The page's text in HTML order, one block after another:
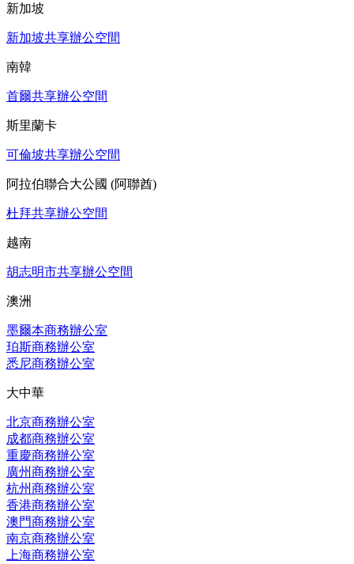
新加坡
新加坡共享辦公空間
南韓
首爾共享辦公空間
斯里蘭卡
可倫坡共享辦公空間
阿拉伯聯合大公國 (阿聯酋)
杜拜共享辦公空間
越南
胡志明市共享辦公空間
澳洲
墨爾本商務辦公室
珀斯商務辦公室
悉尼商務辦公室
大中華
北京商務辦公室
成都商務辦公室
重慶商務辦公室
廣州商務辦公室
杭州商務辦公室
香港商務辦公室
澳門商務辦公室
南京商務辦公室
上海商務辦公室